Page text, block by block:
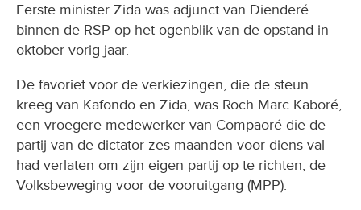
Eerste minister Zida was adjunct van Dienderé
binnen de RSP op het ogenblik van de opstand in
oktober vorig jaar.
De favoriet voor de verkiezingen, die de steun
kreeg van Kafondo en Zida, was Roch Marc Kaboré,
een vroegere medewerker van Compaoré die de
partij van de dictator zes maanden voor diens val
had verlaten om zijn eigen partij op te richten, de
Volksbeweging voor de vooruitgang (MPP).